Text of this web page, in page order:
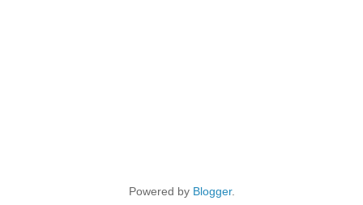
Powered by Blogger.